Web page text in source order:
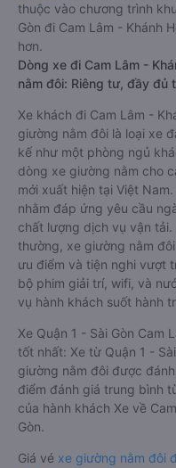
thuộc vào chương trình
Gòn đi Cam Lâm - Khánh
hơn.
Dòng xe đi Cam Lâm -
nằm đôi: Riêng tư, đầy đủ
Xe khách đi Cam Lâm -
giường nằm đôi là loại xe
kế như một phòng ngủ
dòng xe giường nằm cho
mới xuất hiện tại Việt
nhằm đáp ứng yêu cầu
chất lượng dịch vụ vận
thường, xe giường nằm
ưu điểm và tiện nghi vượt
bộ phim giải trí, wifi, và
vụ hành khách suốt hành
Xe Quận 1 - Sài Gòn Cam
tốt nhất: Xe từ Quận 1 -
giường nằm đôi được
điểm đánh giá trung bình
của hành khách Xe về
Gòn.
Giá vé xe giường nằm đôi